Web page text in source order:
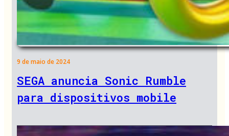
9 de maio de 2024
SEGA anuncia Sonic Rumble
para dispositivos mobile